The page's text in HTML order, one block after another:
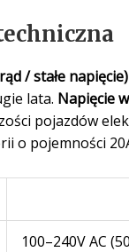
/ stałe napięcie)
lata. Napięcie
pojazdów
o pojemności
100–240V AC